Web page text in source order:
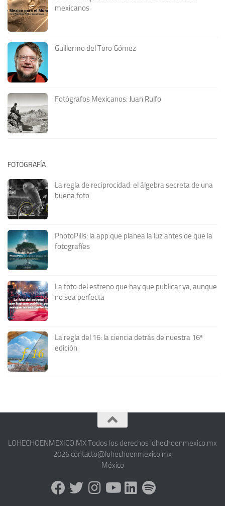
mexicanos
Guillermo del Toro Gómez
Fotógrafos Mexicanos: Juan Rulfo
FOTOGRAFÍA
La regla de reciprocidad: el álgebra secreta de una
buena foto
PhotoPills: la app que planea la luz antes de que la
fotografíes
La foto del estreno que hay que publicar ya, aunque
no sea perfecta
La regla del 16: la ciencia detrás de nuestra 16ª
edición
LOHECHOENMEXICO.MX Todos los derechos lohechoenmexico.mx
2026 contacto@lohechoenmexico.mx
México